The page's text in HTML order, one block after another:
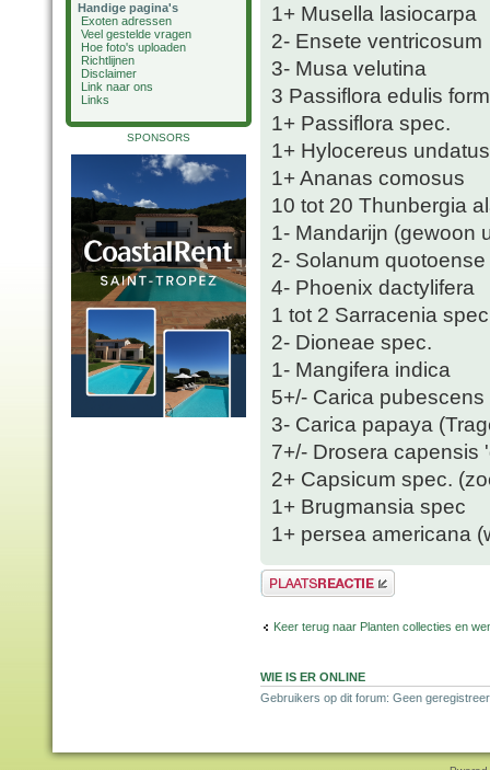
Handige pagina's
Exoten adressen
Veel gestelde vragen
Hoe foto's uploaden
Richtlijnen
Disclaimer
Link naar ons
Links
SPONSORS
1+ Musella lasiocarpa
2- Ensete ventricosum
3- Musa velutina
3 Passiflora edulis
1+ Passiflora spec.
1+ Hylocereus
1+ Ananas comosus
10 tot 20 Thunbergia
1- Mandarijn (gewoon
2- Solanum quotoense
4- Phoenix dactylifera
1 tot 2 Sarracenia
2- Dioneae spec.
1- Mangifera indica
5+/- Carica pubescens
3- Carica papaya
7+/- Drosera capensis
2+ Capsicum spec.
1+ Brugmansia spec
1+ persea americana
Plaats een reactie
Keer terug naar Planten collecties en
WIE IS ER ONLINE
Gebruikers op dit forum: Geen